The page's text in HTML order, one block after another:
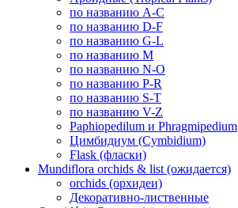
по названию A-C
по названию D-F
по названию G-L
по названию M
по названию N-O
по названию P-R
по названию S-T
по названию V-Z
Paphiopedilum и Phragmipedium
Цимбидиум (Cymbidium)
Flask (фласки)
Mundiflora orchids & list (ожидается)
orchids (орхидеи)
Декоративно-лиственные